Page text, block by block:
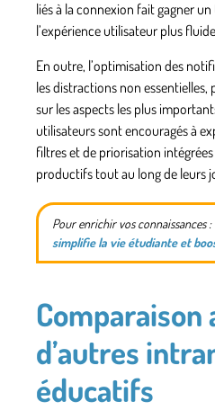
liés à la connexion fait gagner
l’expérience utilisateur plus
En outre, l’optimisation des
les distractions non
sur les aspects les plus
utilisateurs sont encouragés à
filtres et de priorisation
productifs tout au long de leurs
Pour enrichir vos connaissances :
simplifie la vie étudiante et
Comparaison
d’autres
éducatifs